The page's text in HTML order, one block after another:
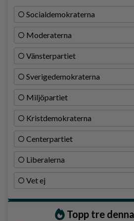
Socialdemokraterna
Moderaterna
Vänsterpartiet
Sverigedemokraterna
Miljöpartiet
Kristdemokraterna
Centerpartiet
Liberalerna
Vet ej
Topp tre